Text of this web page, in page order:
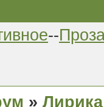
--
» Лирика